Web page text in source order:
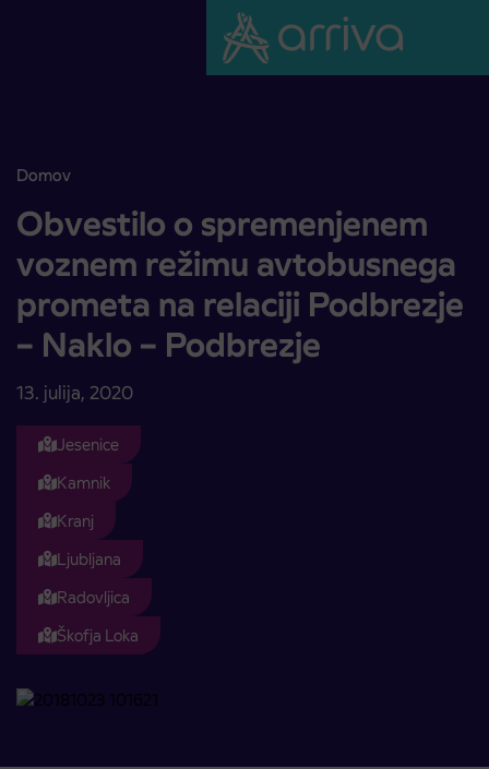
Domov
Obvestilo o spremenjenem voznem režimu avtobusnega prometa
Obvestilo o spremenjenem
voznem režimu avtobusnega
prometa na relaciji Podbrezje
– Naklo – Podbrezje
13. julija, 2020
Jesenice
Kamnik
Kranj
Ljubljana
Radovljica
Škofja Loka